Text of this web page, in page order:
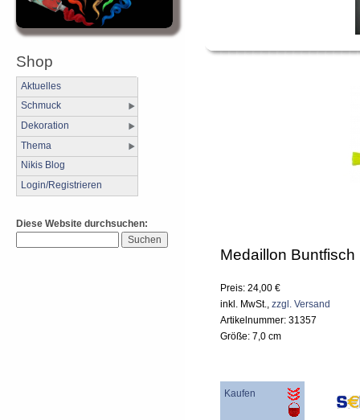
Shop
Aktuelles
Schmuck
Dekoration
Thema
Nikis Blog
Login/Registrieren
Diese Website durchsuchen:
Medaillon Buntfisch
Preis: 24,00 €
inkl. MwSt., zzgl. Versand
Artikelnummer: 31357
Größe: 7,0 cm
Kaufen